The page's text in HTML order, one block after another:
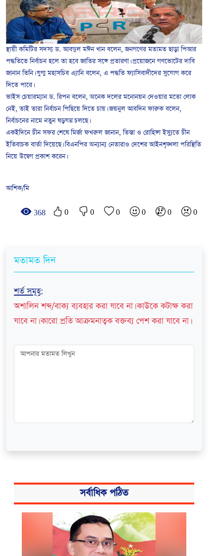
স্থায়ী কমিটির সদস্য ড. আবদুল মঈন খান বলেন, জনগণের মতামত ছাড়া পিআর
পদ্ধতিতে নির্বাচন হলে তা হবে জাতির সঙ্গে প্রতারণা। প্রয়োজনে গণভোটের দাবি
জানান তিনি। যুগ্ম মহাসচিব এ্যানি বলেন, এ পদ্ধতি ফ্যাসিবাদীদের সুযোগ করে
দিতে পারে।
ভাইস চেয়ারম্যান ড. রিপন বলেন, অনেক দলের মনোনয়ন দেওয়ার মতো লোক
নেই, তাই তারা নির্বাচন পিছিয়ে দিতে চায়। জয়নুল আবদিন ফারুক বলেন,
নির্বাচনের নামে নতুন ষড়যন্ত্র চলছে।
একইদিনে চীন সফর শেষে মির্জা ফখরুল জানান, তিস্তা ও রোহিঙ্গা ইস্যুতে চীন
ইতিবাচক বার্তা দিয়েছে। বিএনপির অন্যান্য নেতারাও দেশের আইনশৃঙ্খলা পরিস্থিতি
নিয়ে উদ্বেগ প্রকাশ করেন।
আশিক/মি
368 0 0 0 0 0 0
মতামত দিন
শর্ত সমূহ:
অশালিন শব্দ/বাক্য ব্যবহার করা যাবে না। কাউকে কটাক্ষ করা
যাবে না। কারো প্রতি আক্রমনাত্বক বক্তব্য পেশ করা যাবে না।
সর্বাধিক পঠিত